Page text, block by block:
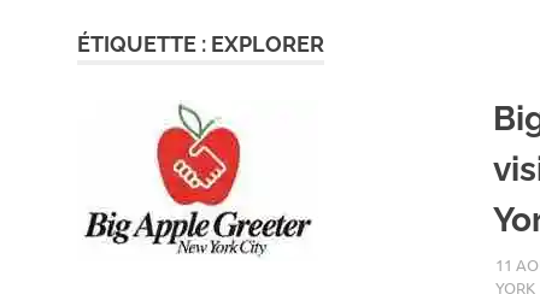
ÉTIQUETTE : EXPLORER
11
YORK